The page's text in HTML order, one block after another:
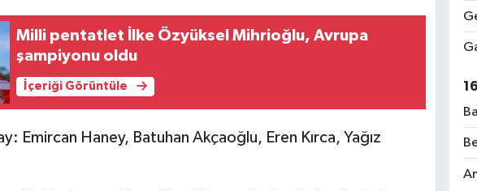
Milli pentatlet İlke Özyüksel Mihrioğlu, Avrupa
şampiyonu oldu
İçeriği Görüntüle
Emircan Haney, Batuhan Akçaoğlu, Eren Kırca, Yağız